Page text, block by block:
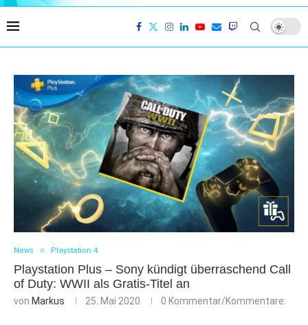
News Playstation 4
Playstation Plus – Sony kündigt überraschend Call
of Duty: WWII als Gratis-Titel an
von Markus 25. Mai 2020 0 Kommentar/Kommentare: